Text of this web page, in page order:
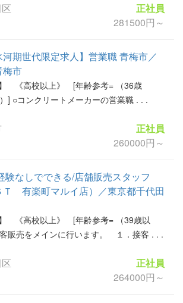
正社員
281500円～
河期世代限定求人】営業職 青梅市／
梅市
】 《高校以上》 [年齢参考= （36歳
] ○コンクリートメーカーの営業職 . . .
正社員
260000円～
験なしでできる/店舗販売スタッフ
Ｔ 有楽町マルイ店）／東京都千代田
】 《高校以上》 [年齢参考= （39歳以
販売をメインに行います。 １．接客 . . .
正社員
264000円～